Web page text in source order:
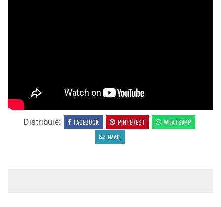
Distribuie: FACEBOOK PINTEREST
WHATSAPP
EMAIL